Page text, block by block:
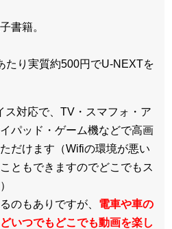
書籍。
たり実質約500円でU-NEXTを
対応で、TV・スマフォ・ア
パッド・ゲーム機などで高画
だけます（Wifiの環境が悪い
ともできますのでどこでもス
のもありですが、 電車や車の
いつでもどこでも動画を楽し